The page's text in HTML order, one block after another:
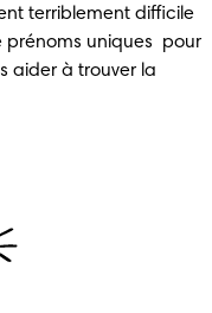
terriblement difficile
prénoms uniques  pour
aider à trouver la